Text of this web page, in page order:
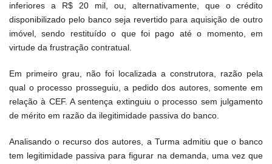
inferiores a R$ 20 mil, ou, alternativamente, que o crédito
disponibilizado pelo banco seja revertido para aquisição de outro
imóvel, sendo restituído o que foi pago até o momento, em
virtude da frustração contratual.
Em primeiro grau, não foi localizada a construtora, razão pela
qual o processo prosseguiu, a pedido dos autores, somente em
relação à CEF. A sentença extinguiu o processo sem julgamento
de mérito em razão da ilegitimidade passiva do banco.
Analisando o recurso dos autores, a Turma admitiu que o banco
tem legitimidade passiva para figurar na demanda, uma vez que